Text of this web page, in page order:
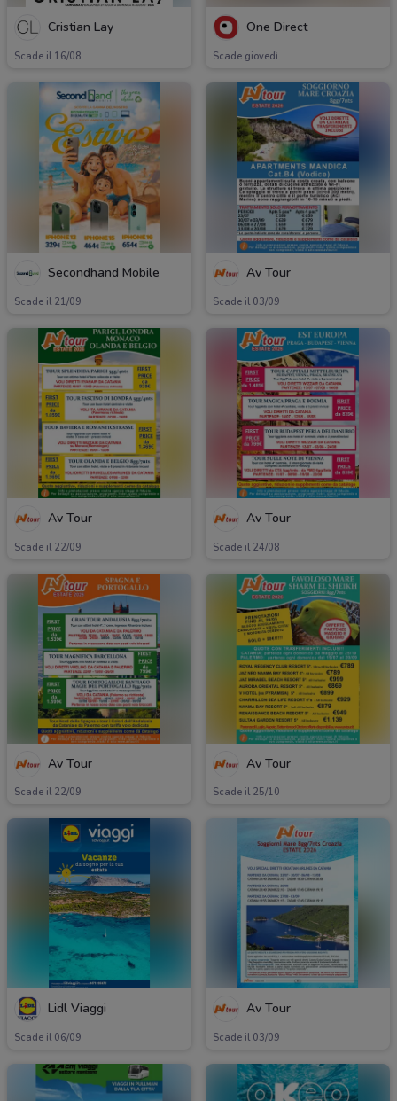
Cristian Lay
Scade il 16/08
One Direct
Scade giovedì
Secondhand Mobile
Scade il 21/09
Av Tour
Scade il 03/09
Av Tour
Scade il 22/09
Av Tour
Scade il 24/08
Av Tour
Scade il 22/09
Av Tour
Scade il 25/10
Lidl Viaggi
Scade il 06/09
Av Tour
Scade il 03/09